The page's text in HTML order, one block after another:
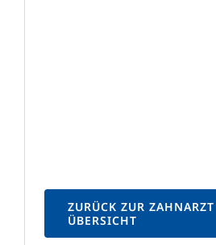
ZURÜCK ZUR
ÜBERSICHT